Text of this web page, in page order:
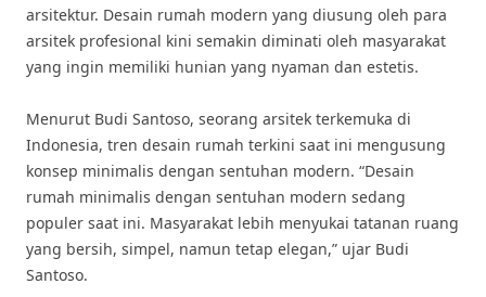
arsitektur. Desain rumah modern yang diusung oleh para
arsitek profesional kini semakin diminati oleh masyarakat
yang ingin memiliki hunian yang nyaman dan estetis.
Menurut Budi Santoso, seorang arsitek terkemuka di
Indonesia, tren desain rumah terkini saat ini mengusung
konsep minimalis dengan sentuhan modern. “Desain
rumah minimalis dengan sentuhan modern sedang
populer saat ini. Masyarakat lebih menyukai tatanan ruang
yang bersih, simpel, namun tetap elegan,” ujar Budi
Santoso.